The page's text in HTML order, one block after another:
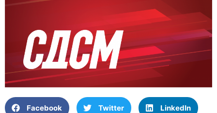
Facebook Twitter LinkedIn